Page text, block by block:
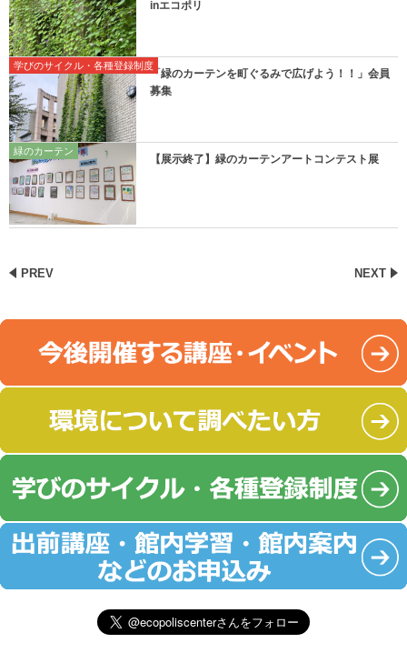
inエコポリ
学びのサイクル・各種登録制度
「緑のカーテンを町ぐるみで広げよう！！」会員
募集
緑のカーテン
【展示終了】緑のカーテンアートコンテスト展
PREV NEXT